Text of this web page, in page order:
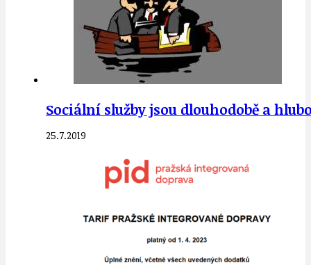
Sociální služby jsou dlouhodobě a
25.7.2019